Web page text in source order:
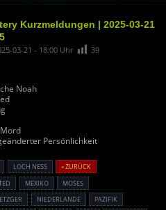
Kurzmeldungen | 2025-03-21
03-21 - 18:00 Uhr 39
Noah
Persönlichkeit
LOCH NESS
« ZURÜCK
MEXIKO
MOSES
NIEDERLANDE
PAZIFIK